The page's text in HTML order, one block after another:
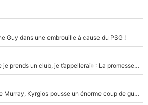
Guy dans une embrouille à cause du PSG !
Mercato - OM - «Dès que je prends un club, je t’appellerai» : La promesse de Marcelino au moment de claquer la porte
Victime de racisme contre Murray, Kyrgios pousse un énorme coup de gueule !